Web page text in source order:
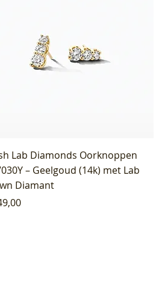
Lab Diamonds Oorknoppen
– Geelgoud (14k) met Lab
Diamant